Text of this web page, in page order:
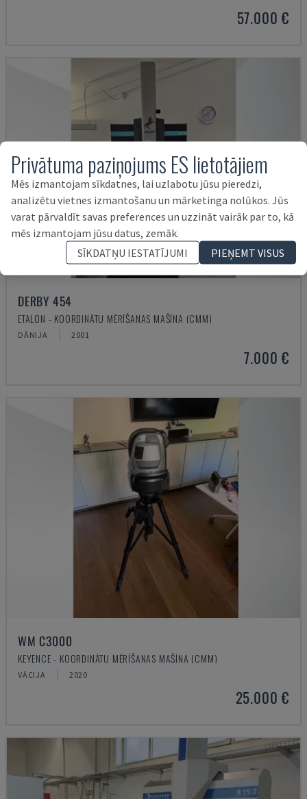
57.000 €
DERBY 454
ETALON - KOORDINĀTU MĒRĪŠANAS MAŠĪNA (CMM)
DĀNIJA 2001
7.000 €
WM C3000
KEYENCE - KOORDINĀTU MĒRĪŠANAS MAŠĪNA (CMM)
VĀCIJA 2020
25.000 €
Privātuma paziņojums ES lietotājiem
Mēs izmantojam sīkdatnes, lai uzlabotu jūsu pieredzi,
analizētu vietnes izmantošanu un mārketinga nolūkos. Jūs
varat pārvaldīt savas preferences un uzzināt vairāk par to, kā
mēs izmantojam jūsu datus, zemāk.
SĪKDATŅU IESTATĪJUMI
PIEŅEMT VISUS